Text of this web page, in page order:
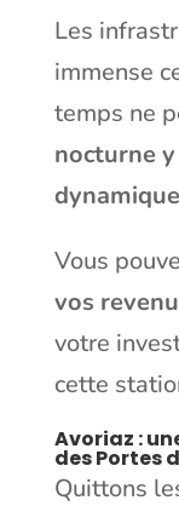
Les
immense
temps ne
nocturne
dynamique
Vous
vos
votre
cette
Avoriaz :
des Portes
Quittons